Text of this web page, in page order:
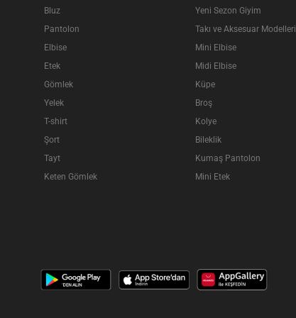
Bluz
Pantolon
Elbise
Etek
Gömlek
Yelek
T-shirt
Şort
Tayt
Keten Gömlek
Yeni Sezon Giyim
Takı ve Aksesuar Modelleri
Mini Elbise
Midi Elbise
Küpe
Broş
Kolye
Bileklik
Kumaş Pantolon
Mini Etek